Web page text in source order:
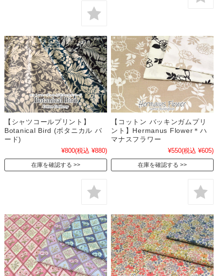
【シャツコールプリント】
Botanical Bird (ボタニカル バ
ード)
¥800(税込 ¥880)
在庫を確認する
【コットン バッキンガムプリ
ント】Hermanus Flower＊ハ
マナスフラワー
¥550(税込 ¥605)
在庫を確認する